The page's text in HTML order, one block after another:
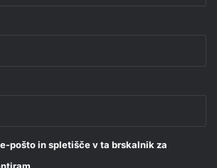
pošto in spletišče v ta brskalnik za